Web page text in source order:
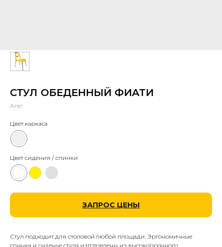
СТУЛ ОБЕДЕННЫЙ ФИАТИ
Агат
Цвет каркаса
Цвет сидения / спинки
ЗАПРОС ЦЕНЫ
Стул подходит для столовой любой площади. Эргономичные
спинка и сиденье стула изготовлены из высокопрочного